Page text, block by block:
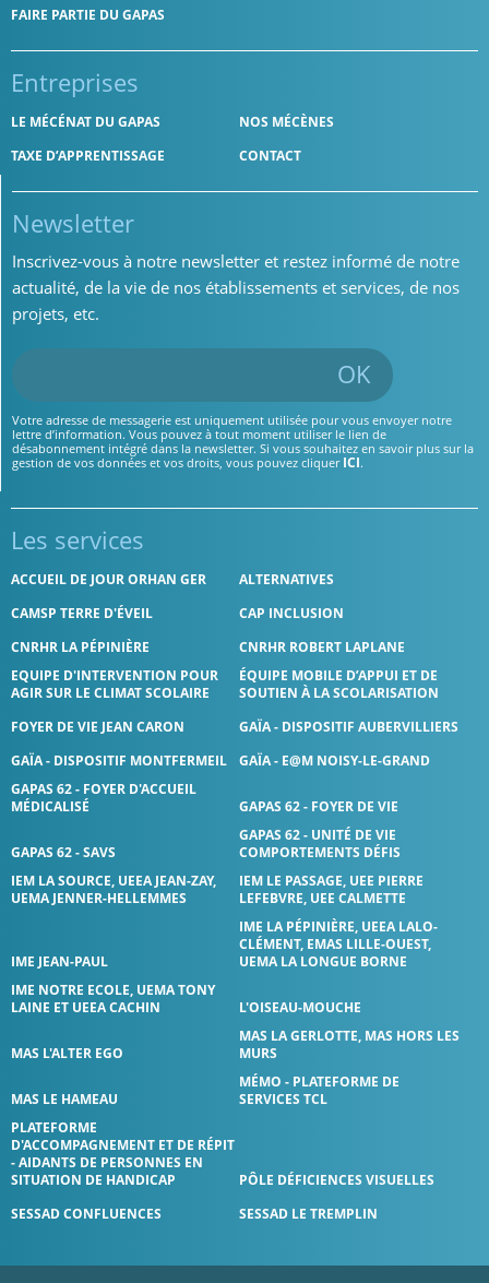
FAIRE PARTIE DU GAPAS
Entreprises
LE MÉCÉNAT DU GAPAS
NOS MÉCÈNES
TAXE D’APPRENTISSAGE
CONTACT
Newsletter
Inscrivez-vous à notre newsletter et restez informé de notre
actualité, de la vie de nos établissements et services, de nos
projets, etc.
OK
Votre adresse de messagerie est uniquement utilisée pour vous envoyer notre
lettre d’information. Vous pouvez à tout moment utiliser le lien de
désabonnement intégré dans la newsletter. Si vous souhaitez en savoir plus sur la
gestion de vos données et vos droits, vous pouvez cliquer ICI.
Les services
ACCUEIL DE JOUR ORHAN GER
ALTERNATIVES
CAMSP TERRE D'ÉVEIL
CAP INCLUSION
CNRHR LA PÉPINIÈRE
CNRHR ROBERT LAPLANE
EQUIPE D'INTERVENTION POUR
AGIR SUR LE CLIMAT SCOLAIRE
ÉQUIPE MOBILE D’APPUI ET DE
SOUTIEN À LA SCOLARISATION
FOYER DE VIE JEAN CARON
GAÏA - DISPOSITIF AUBERVILLIERS
GAÏA - DISPOSITIF MONTFERMEIL
GAÏA - E@M NOISY-LE-GRAND
GAPAS 62 - FOYER D'ACCUEIL
MÉDICALISÉ
GAPAS 62 - FOYER DE VIE
GAPAS 62 - SAVS
GAPAS 62 - UNITÉ DE VIE
COMPORTEMENTS DÉFIS
IEM LA SOURCE, UEEA JEAN-ZAY,
UEMA JENNER-HELLEMMES
IEM LE PASSAGE, UEE PIERRE
LEFEBVRE, UEE CALMETTE
IME JEAN-PAUL
IME LA PÉPINIÈRE, UEEA LALO-
CLÉMENT, EMAS LILLE-OUEST,
UEMA LA LONGUE BORNE
IME NOTRE ECOLE, UEMA TONY
LAINE ET UEEA CACHIN
L'OISEAU-MOUCHE
MAS L'ALTER EGO
MAS LA GERLOTTE, MAS HORS LES
MURS
MAS LE HAMEAU
MÉMO - PLATEFORME DE
SERVICES TCL
PLATEFORME
D'ACCOMPAGNEMENT ET DE RÉPIT
- AIDANTS DE PERSONNES EN
SITUATION DE HANDICAP
PÔLE DÉFICIENCES VISUELLES
SESSAD CONFLUENCES
SESSAD LE TREMPLIN